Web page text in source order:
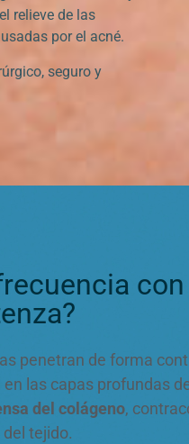
relieve de las
por el acné.
seguro y
penetran de forma
en las capas profundas
del colágeno,
tejido.